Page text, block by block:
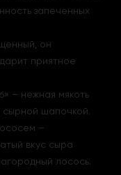
запеченных
он
приятное
– нежная мякоть
сырной шапочкой.
–
вкус сыра
лосось.